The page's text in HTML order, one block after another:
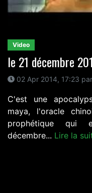
Video
le 21 décembre
02 Apr 2014, 17:23
C'est une
maya, l'oracle
prophétique qui
décembre... Lire la